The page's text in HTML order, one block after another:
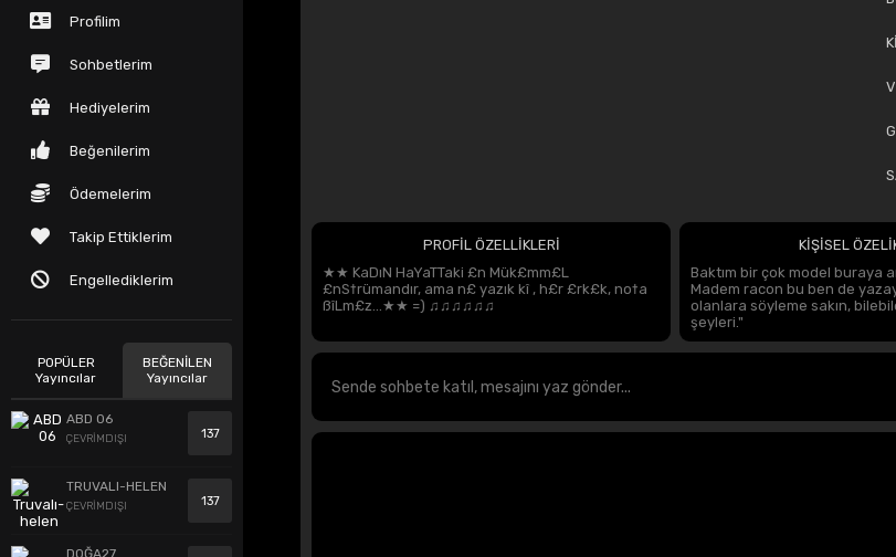
Profilim
Sohbetlerim
Hediyelerim
Beğenilerim
Ödemelerim
Takip Ettiklerim
Engellediklerim
POPÜLER
Yayıncılar
BEĞENİLEN
Yayıncılar
ABD 06
ÇEVRİMDIŞI 137
TRUVALI-HELEN
ÇEVRİMDIŞI 137
DOĞA27
PROFİL ÖZELLİKLERİ
★★ KaDıN HaYaTTaki £n Mük£mm£L
£nS†rümandır, ama n£ yazık kî , h£r £rk£k, no†a
ßîLm£z...★★ =) ♫♫♫♫♫♫
KİŞİSEL
Baktım bir çok model buraya
Madem racon bu ben de
olanlara söyleme sakın,
şeyleri."